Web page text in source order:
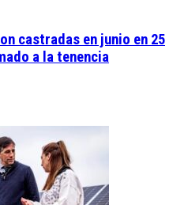
castradas en junio en 25
a la tenencia